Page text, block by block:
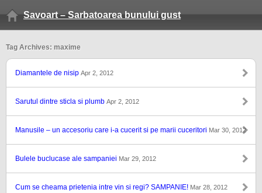
Savoart – Sarbatoarea bunului gust
Tag Archives: maxime
Diamantele de nisip Apr 2, 2012
Sarutul dintre sticla si plumb Apr 2, 2012
Manusile – un accesoriu care i-a cucerit si pe marii cuceritori Mar 30, 2012
Bulele buclucase ale sampaniei Mar 29, 2012
Cum se cheama prietenia intre vin si regi? SAMPANIE! Mar 28, 2012